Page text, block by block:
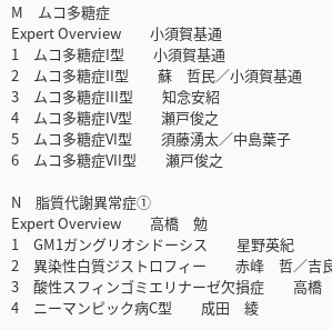
M ムコ多糖症
Expert Overview 小須賀基通
1 ムコ多糖症I型 小須賀基通
2 ムコ多糖症II型 蘇 哲民／小須賀基通
3 ムコ多糖症III型 知念安紹
4 ムコ多糖症IV型 瀬戸俊之
5 ムコ多糖症VI型 須藤湧太／中島葉子
6 ムコ多糖症VII型 瀬戸俊之
N 脂質代謝異常症①
Expert Overview 高橋 勉
1 GM1ガングリオシドーシス 星野英紀
2 異染性白質ジストロフィー 赤峰 哲／吉
3 酸性スフィンゴミエリナーゼ欠損症 高
4 ニーマンピック病C型 成田 綾